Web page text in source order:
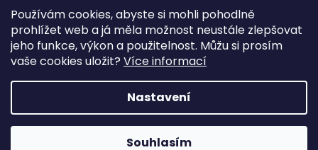
Používám cookies, abyste si mohli pohodlně
prohlížet web a já měla možnost neustále zlepšovat
jeho funkce, výkon a použitelnost. Můžu si prosím
vaše cookies uložit? Více informací
Nastavení
Souhlasím
PŘIHLÁSIT SE
Vytvořil Shoptet
Copyright 2026Přírodně a zdravě.cz. Všechna práva
vyhrazena.